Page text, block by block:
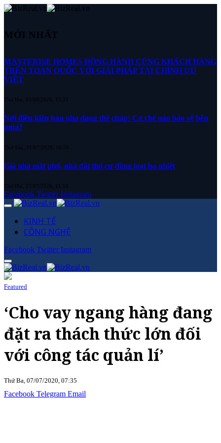
MỚI NHẤT
MASTERISE HOMES ĐỒNG HÀNH CÙNG KHÁCH HÀNG
TRÊN TOÀN QUỐC VỚI GIẢI PHÁP TÀI CHÍNH ƯU
VIỆT
Thứ Hai, 03/08/2026, 15:31
Nới điều kiện bán nhà đang thế chấp: Cơ chế nào bảo vệ bên
mua?
Thứ Sáu, 31/07/2026, 16:50
Giá nhà mặt phố, nhà đất thổ cư đồng loạt hạ nhiệt
Thứ Hai, 27/07/2026, 11:16
Facebook Twitter Instagram
KINH TẾ
CÔNG NGHỆ
Facebook Twitter Instagram
Featured
‘Cho vay ngang hàng đang
đặt ra thách thức lớn đối
với công tác quản lí’
Thứ Ba, 07/07/2020, 07:35
Facebook Telegram Email